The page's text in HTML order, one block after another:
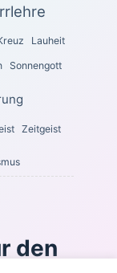
Lauheit
Sonnengott
Zeitgeist
den